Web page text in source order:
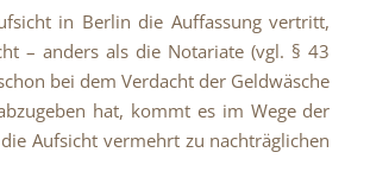
in Berlin die Auffassung vertritt,
– anders als die Notariate (vgl. § 43
bei dem Verdacht der Geldwäsche
hat, kommt es im Wege der
Aufsicht vermehrt zu nachträglichen